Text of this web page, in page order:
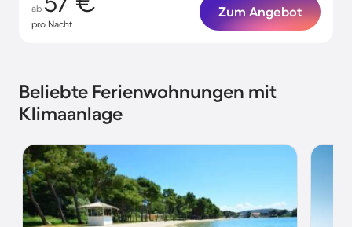
ab
pro Nacht
Zum Angebot
Beliebte Ferienwohnungen mit
Klimaanlage